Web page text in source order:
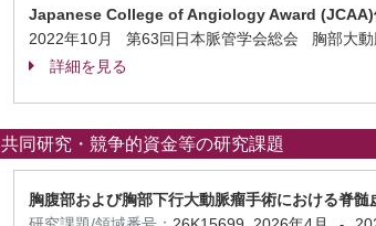
Japanese College of Angiology Award (JCAA)
2022年10月 第63回日本脈管学会総会 胸部大動
詳細を見る
共同研究・競争的資金等の研究課題
胸腹部および胸部下行大動脈瘤手術における脊